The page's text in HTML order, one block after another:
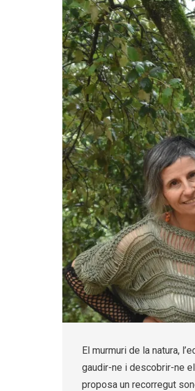
El murmuri de la natura,
gaudir-ne i descobrir-ne
proposa un recorregut